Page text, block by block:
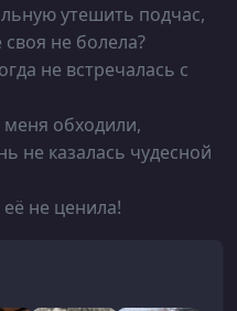
утешить подчас,
своя не болела?
не встречалась с
меня обходили,
не казалась чудесной